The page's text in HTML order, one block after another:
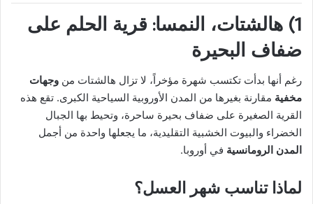
1) هالشتات، النمسا: قرية الحلم على
ضفاف البحيرة
رغم أنها بدأت تكتسب شهرة مؤخراً، لا تزال هالشتات من وجهات
مخفية مقارنة بغيرها من المدن الأوروبية السياحية الكبرى. تقع هذه
القرية الصغيرة على ضفاف بحيرة ساحرة، وتحيط بها الجبال
الخضراء والبيوت الخشبية التقليدية، ما يجعلها واحدة من أجمل
المدن الرومانسية في أوروبا.
لماذا تناسب شهر العسل؟